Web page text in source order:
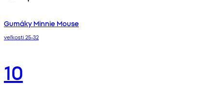
Gumáky Minnie Mouse
veľkosti 25-32
10